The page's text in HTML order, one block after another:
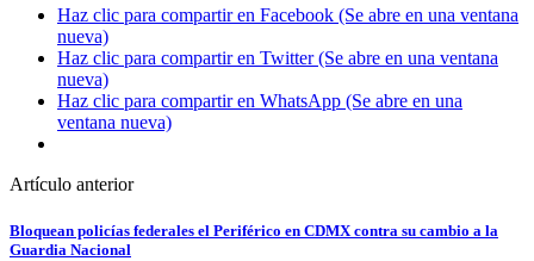
Haz clic para compartir en Facebook (Se abre en una ventana
nueva)
Haz clic para compartir en Twitter (Se abre en una ventana
nueva)
Haz clic para compartir en WhatsApp (Se abre en una
ventana nueva)
Artículo anterior
Bloquean policías federales el Periférico en CDMX contra su cambio a la
Guardia Nacional